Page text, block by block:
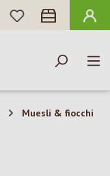
HAI 0 ARTICOLI
Muesli & fiocchi